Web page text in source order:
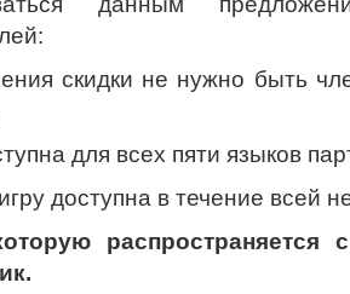
скидки не нужно быть
для всех пяти языков
доступна в течение всей
распространяется